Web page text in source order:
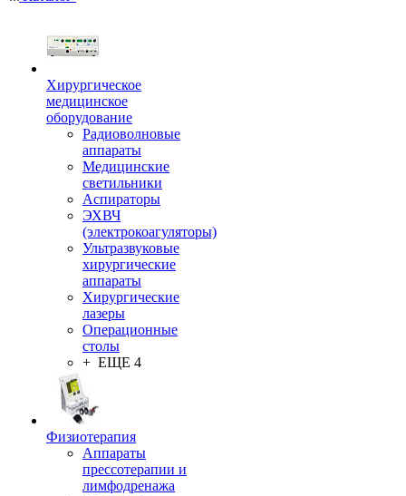
Хирургическое
медицинское
оборудование
Радиоволновые
аппараты
Медицинские
светильники
Аспираторы
ЭХВЧ
(электрокоагуляторы)
Ультразвуковые
хирургические
аппараты
Хирургические
лазеры
Операционные
столы
+ ЕЩЕ 4
Физиотерапия
Аппараты
прессотерапии и
лимфодренажа